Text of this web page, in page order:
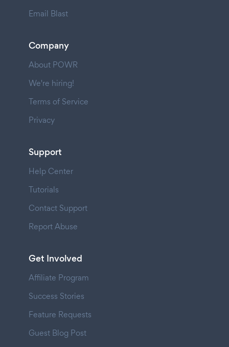
Email Blast
Company
About POWR
We're hiring!
Terms of Service
Privacy
Support
Help Center
Tutorials
Contact Support
Report Abuse
Get Involved
Affiliate Program
Success Stories
Feature Requests
Guest Blog Post